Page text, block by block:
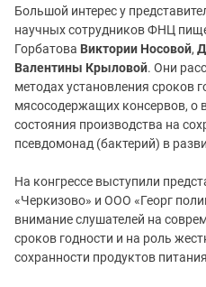
Большой интерес у
научных сотрудников ФНЦ
Горбатова Виктории Носовой,
Валентины Крыловой. Они
методах установления сроков
мясосодержащих консервов, о
состояния производства на
псевдомонад (бактерий) в
На конгрессе выступили
«Черкизово» и ООО «Георг
внимание слушателей на
сроков годности и на роль
сохранности продуктов